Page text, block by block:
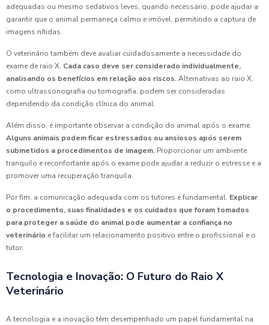
adequadas ou mesmo sedativos leves, quando necessário, pode ajudar a
garantir que o animal permaneça calmo e imóvel, permitindo a captura de
imagens nítidas.
O veterinário também deve avaliar cuidadosamente a necessidade do
exame de raio X. Cada caso deve ser considerado individualmente,
analisando os benefícios em relação aos riscos.Alternativas ao raio X,
como ultrassonografia ou tomografia, podem ser consideradas
dependendo da condição clínica do animal.
Além disso, é importante observar a condição do animal após o exame.
Alguns animais podem ficar estressados ou ansiosos após serem
submetidos a procedimentos de imagem. Proporcionar um ambiente
tranquilo e reconfortante após o exame pode ajudar a reduzir o estresse e a
promover uma recuperação tranquila.
Por fim, a comunicação adequada com os tutores é fundamental. Explicar
o procedimento, suas finalidades e os cuidados que foram tomados
para proteger a saúde do animal pode aumentar a confiança no
veterinário e facilitar um relacionamento positivo entre o profissional e o
tutor.
Tecnologia e Inovação: O Futuro do Raio X
Veterinário
A tecnologia e a inovação têm desempenhado um papel fundamental na